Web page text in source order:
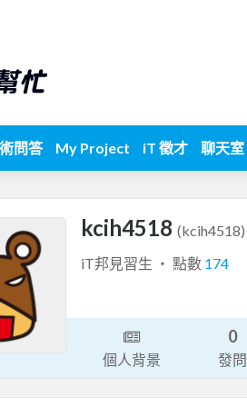
問答 My Project iT 徵才 聊天室
kcih4518 (kcih4518)
iT邦見習生 ‧ 點數 174
個人背景
0
發問